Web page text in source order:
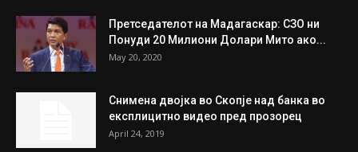
Претседателот на Мадагаскар: СЗО ни
Понуди 20 Милиони Долари Мито ако...
May 20, 2020
Снимена двојка во Скопје над банка во
експлицитно видео пред прозорец
April 24, 2019